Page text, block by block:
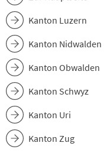
Kanton Luzern
Kanton Nidwalden
Kanton Obwalden
Kanton Schwyz
Kanton Uri
Kanton Zug